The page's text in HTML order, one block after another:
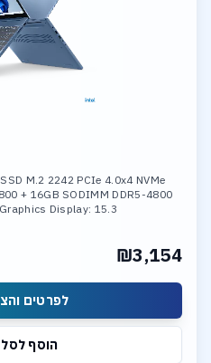
M.2 2242 PCIe 4.0x4 NVMe
+ 16GB SODIMM DDR5-4800
Display: 15.3
₪3,154
לפרטים
הוסף